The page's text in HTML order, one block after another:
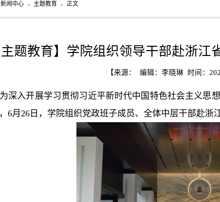
新闻中心 主题教育 正文
题教育】学院组织领导干部赴浙江
【来源： 编辑：李晓琳 时间：
为深入开展学习贯彻习近平新时代中国特色社会主义思
6月26日，学院组织党政班子成员、全体中层干部赴浙